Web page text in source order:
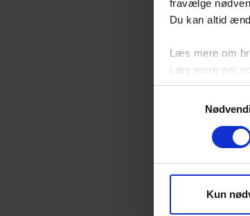
fravælge
Du kan altid
Læs mere om
Læs mere om
Kun
Målgruppe